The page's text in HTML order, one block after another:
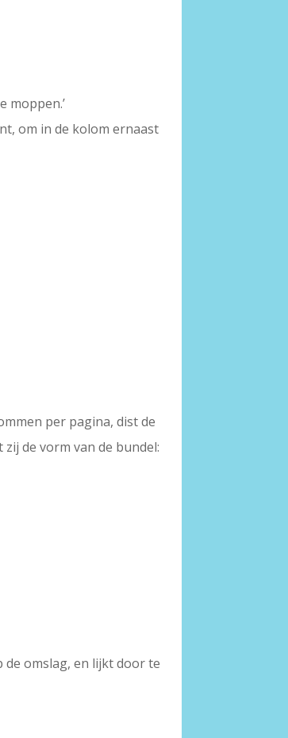
moppen.’
om in de kolom ernaast
per pagina, dist de
de vorm van de bundel:
de omslag, en lijkt door te